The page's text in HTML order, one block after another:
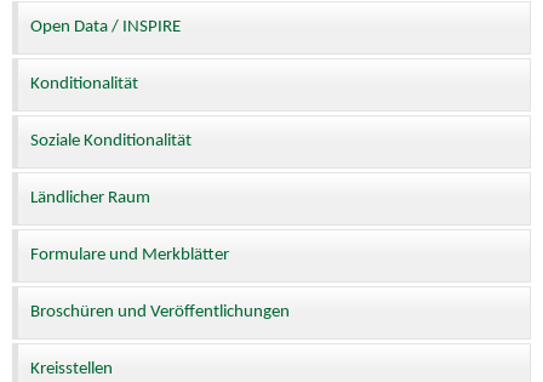
Open Data / INSPIRE
Konditionalität
Soziale Konditionalität
Ländlicher Raum
Formulare und Merkblätter
Broschüren und Veröffentlichungen
Kreisstellen